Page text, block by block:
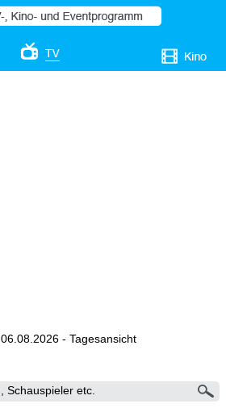
06.08.2026 - Tagesansicht